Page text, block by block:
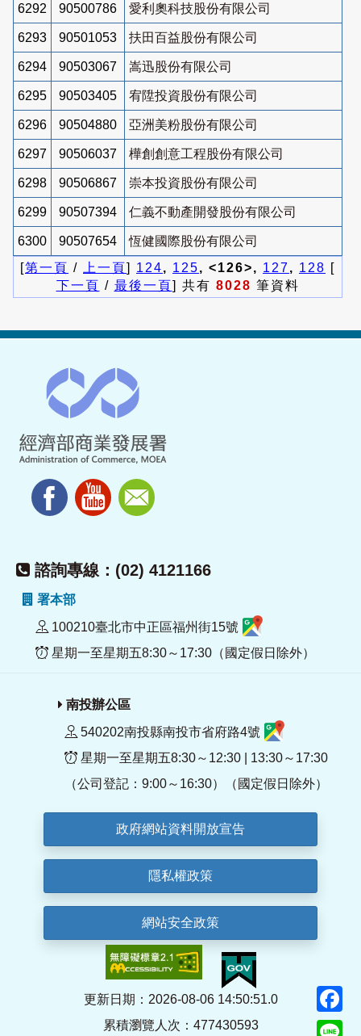
6292 90500786 愛利奧科技股份有限公司
6293 90501053 扶田百益股份有限公司
6294 90503067 嵩迅股份有限公司
6295 90503405 宥陞投資股份有限公司
6296 90504880 亞洲美粉股份有限公司
6297 90506037 樺創創意工程股份有限公司
6298 90506867 崇本投資股份有限公司
6299 90507394 仁義不動產開發股份有限公司
6300 90507654
恆健國際股份有限公司
[第一頁 / 上一頁] 124, 125, <126>, 127, 128 [
下一頁 / 最後一頁] 共有 8028 筆資料
諮詢專線：(02) 4121166
署本部
100210臺北市中正區福州街15號
星期一至星期五8:30～17:30（國定假日除外）
南投辦公區
540202南投縣南投市省府路4號
星期一至星期五8:30～12:30 | 13:30～17:30
（公司登記：9:00～16:30）（國定假日除外）
政府網站資料開放宣告
隱私權政策
網站安全政策
更新日期：2026-08-06 14:50:51.0
累積瀏覽人次：477430593